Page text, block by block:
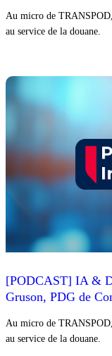
Au micro de
au service de la douane.
[PODCAST] IA &
Gruson, PDG de
Au micro de
au service de la douane.